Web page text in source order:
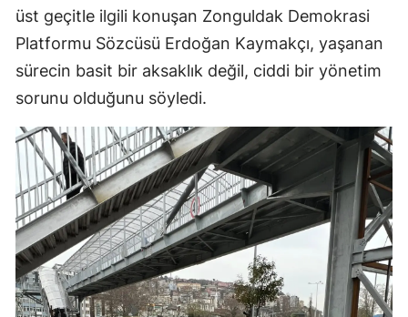
üst geçitle ilgili konuşan Zonguldak Demokrasi
Platformu Sözcüsü Erdoğan Kaymakçı, yaşanan
sürecin basit bir aksaklık değil, ciddi bir yönetim
sorunu olduğunu söyledi.